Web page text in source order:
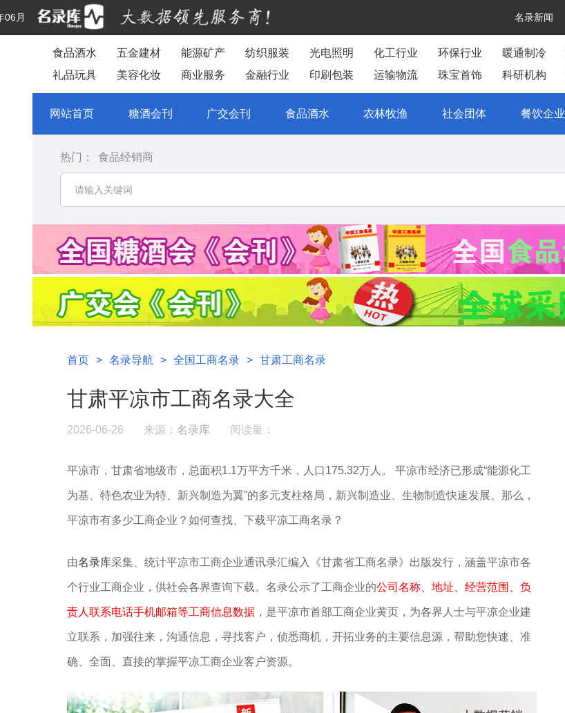
名录新闻
06月
食品酒水 五金建材 能源矿产 纺织服装 光电照明 化工行业 环保行业 暖通制冷
礼品玩具
美容化妆 商业服务 金融行业 印刷包装 运输物流 珠宝首饰 科研机构
网站首页 糖酒会刊 广交会刊 食品酒水 农林牧渔 社会团体 餐饮企业
热门： 食品经销商
首页 > 名录导航 > 全国工商名录 > 甘肃工商名录
甘肃平凉市工商名录大全
2026-06-26 来源： 名录库 阅读量：
平凉市，甘肃省地级市，总面积1.1万平方千米，人口175.32万人。 平凉市经济已形成‌“能源化工
为基、特色农业为特、新兴制造为翼”‌的多元支柱格局，新兴制造业、生物制造快速发展。那么，
平凉市有多少工商企业？如何查找、下载平凉工商名录？
由名录库采集、统计平凉市工商企业通讯录汇编入《甘肃省工商名录》出版发行，涵盖平凉市各
个行业工商企业，供社会各界查询下载。名录公示了工商企业的公司名称、地址、经营范围、负
责人联系电话手机邮箱等工商信息数据 ，是平凉市首部工商企业黄页，为各界人士与平凉企业建
立联系，加强往来，沟通信息，寻找客户，侦悉商机，开拓业务的主要信息源，帮助您快速、准
确、全面、直接的掌握平凉工商企业客户资源。